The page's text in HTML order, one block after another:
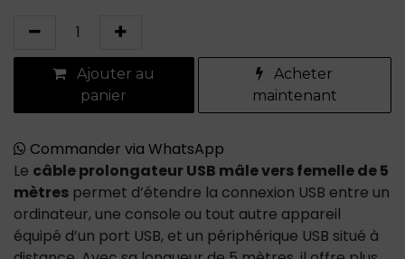
Ajouter au
panier
Acheter
maintenant
Commander via WhatsApp
Le câble prolongateur USB mâle vers femelle de 5
mètres permet d’étendre la connexion USB entre un
ordinateur, une console ou tout autre appareil
équipé d’un port USB, et un périphérique USB situé à